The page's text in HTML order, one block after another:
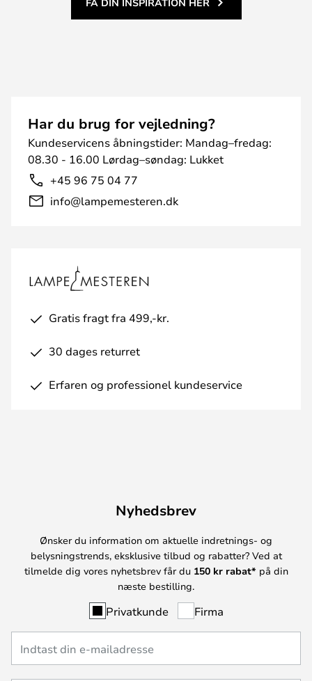
Har du brug for vejledning?
Kundeservicens åbningstider: Mandag–fredag:
08.30 - 16.00 Lørdag–søndag: Lukket
+45 96 75 04 77
info@lampemesteren.dk
Gratis fragt fra 499,-kr.
30 dages returret
Erfaren og professionel kundeservice
Nyhedsbrev
Ønsker du information om aktuelle indretnings- og
belysningstrends, eksklusive tilbud og rabatter? Ved at
tilmelde dig vores nyhetsbrev får du 150 kr rabat* på din
næste bestilling.
Privatkunde Firma